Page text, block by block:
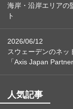
海岸・沿岸エリアの
ト
2026/06/12
スウェーデンのネッ
「Axis Japan
人気記事